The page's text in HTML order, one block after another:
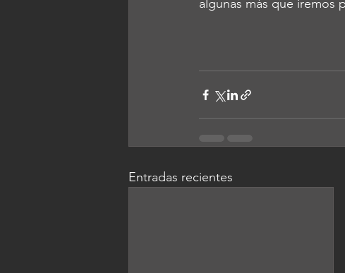
algunas más que iremos
Entradas recientes